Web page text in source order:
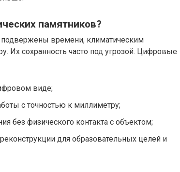
памятников?
подвержены времени, климатическим
Их сохранность часто под угрозой. Цифровые
виде;
с точностью к миллиметру;
без физического контакта с объектом;
для образовательных целей и